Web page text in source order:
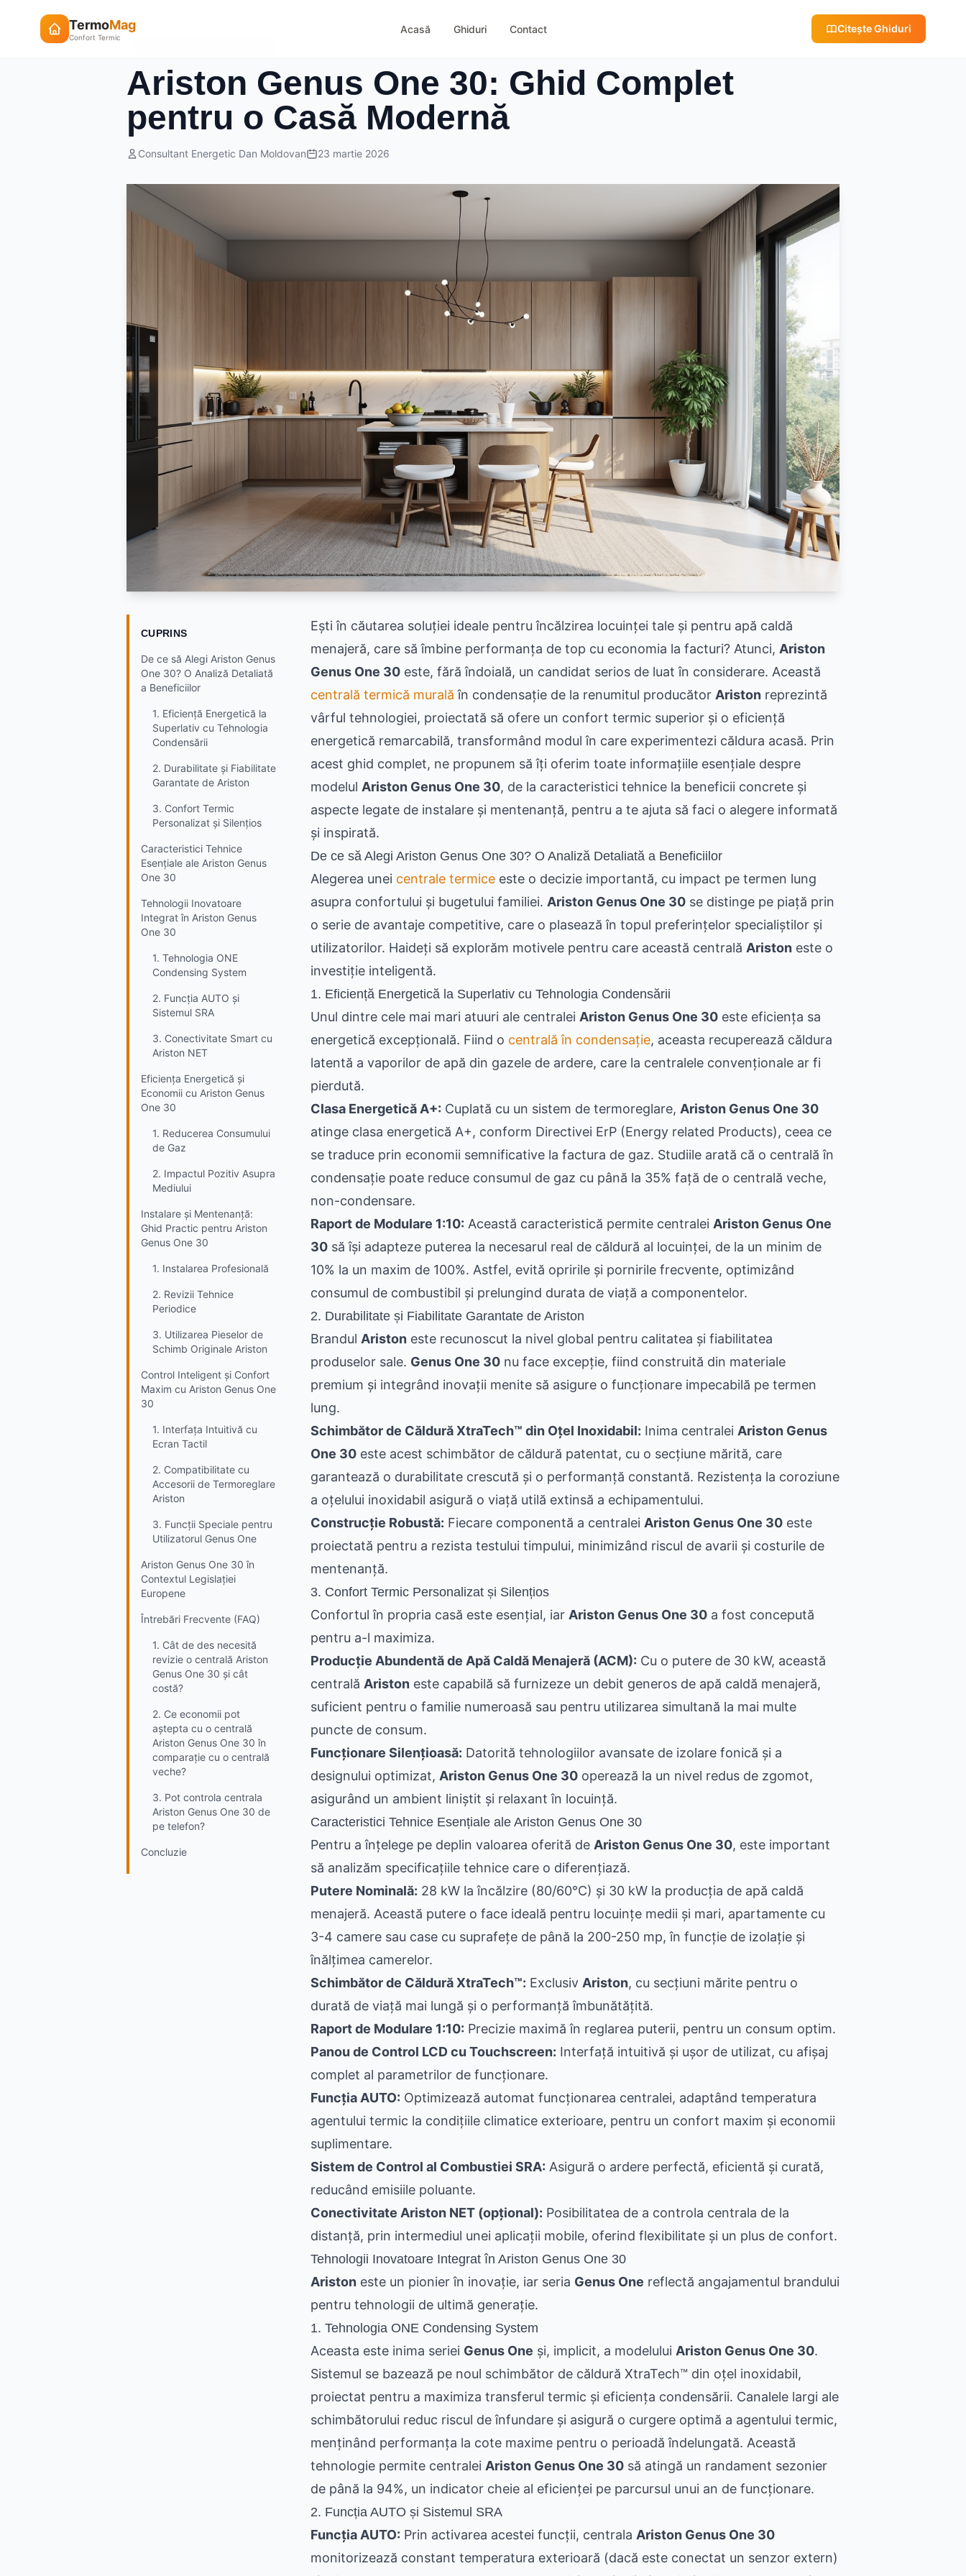
TermoMag
Confort Termic
Acasă Ghiduri Contact
Citește Ghiduri
Ariston Genus One 30: Ghid Complet
pentru o Casă Modernă
Consultant Energetic Dan Moldovan 23 martie 2026
CUPRINS
De ce să Alegi Ariston Genus
One 30? O Analiză Detaliată
a Beneficiilor
1. Eficiență Energetică la
Superlativ cu Tehnologia
Condensării
2. Durabilitate și Fiabilitate
Garantate de Ariston
3. Confort Termic
Personalizat și Silențios
Caracteristici Tehnice
Esențiale ale Ariston Genus
One 30
Tehnologii Inovatoare
Integrat în Ariston Genus
One 30
1. Tehnologia ONE
Condensing System
2. Funcția AUTO și
Sistemul SRA
3. Conectivitate Smart cu
Ariston NET
Eficiența Energetică și
Economii cu Ariston Genus
One 30
1. Reducerea Consumului
de Gaz
2. Impactul Pozitiv Asupra
Mediului
Instalare și Mentenanță:
Ghid Practic pentru Ariston
Genus One 30
1. Instalarea Profesională
2. Revizii Tehnice
Periodice
3. Utilizarea Pieselor de
Schimb Originale Ariston
Control Inteligent și Confort
Maxim cu Ariston Genus One
30
1. Interfața Intuitivă cu
Ecran Tactil
2. Compatibilitate cu
Accesorii de Termoreglare
Ariston
3. Funcții Speciale pentru
Utilizatorul Genus One
Ariston Genus One 30 în
Contextul Legislației
Europene
Întrebări Frecvente (FAQ)
1. Cât de des necesită
revizie o centrală Ariston
Genus One 30 și cât
costă?
2. Ce economii pot
aștepta cu o centrală
Ariston Genus One 30 în
comparație cu o centrală
veche?
3. Pot controla centrala
Ariston Genus One 30 de
pe telefon?
Concluzie
Ești în căutarea soluției ideale pentru încălzirea locuinței tale și pentru apă caldă
menajeră, care să îmbine performanța de top cu economia la facturi? Atunci, Ariston
Genus One 30 este, fără îndoială, un candidat serios de luat în considerare. Această
centrală termică murală în condensație de la renumitul producător Ariston reprezintă
vârful tehnologiei, proiectată să ofere un confort termic superior și o eficiență
energetică remarcabilă, transformând modul în care experimentezi căldura acasă. Prin
acest ghid complet, ne propunem să îți oferim toate informațiile esențiale despre
modelul Ariston Genus One 30, de la caracteristici tehnice la beneficii concrete și
aspecte legate de instalare și mentenanță, pentru a te ajuta să faci o alegere informată
și inspirată.
De ce să Alegi Ariston Genus One 30? O Analiză Detaliată a Beneficiilor
Alegerea unei centrale termice este o decizie importantă, cu impact pe termen lung
asupra confortului și bugetului familiei. Ariston Genus One 30 se distinge pe piață prin
o serie de avantaje competitive, care o plasează în topul preferințelor specialiștilor și
utilizatorilor. Haideți să explorăm motivele pentru care această centrală Ariston este o
investiție inteligentă.
1. Eficiență Energetică la Superlativ cu Tehnologia Condensării
Unul dintre cele mai mari atuuri ale centralei Ariston Genus One 30 este eficiența sa
energetică excepțională. Fiind o centrală în condensație, aceasta recuperează căldura
latentă a vaporilor de apă din gazele de ardere, care la centralele convenționale ar fi
pierdută.
Clasa Energetică A+: Cuplată cu un sistem de termoreglare, Ariston Genus One 30
atinge clasa energetică A+, conform Directivei ErP (Energy related Products), ceea ce
se traduce prin economii semnificative la factura de gaz. Studiile arată că o centrală în
condensație poate reduce consumul de gaz cu până la 35% față de o centrală veche,
non-condensare.
Raport de Modulare 1:10: Această caracteristică permite centralei Ariston Genus One
30 să își adapteze puterea la necesarul real de căldură al locuinței, de la un minim de
10% la un maxim de 100%. Astfel, evită opririle și pornirile frecvente, optimizând
consumul de combustibil și prelungind durata de viață a componentelor.
2. Durabilitate și Fiabilitate Garantate de Ariston
Brandul Ariston este recunoscut la nivel global pentru calitatea și fiabilitatea
produselor sale. Genus One 30 nu face excepție, fiind construită din materiale
premium și integrând inovații menite să asigure o funcționare impecabilă pe termen
lung.
Schimbător de Căldură XtraTech™ din Oțel Inoxidabil: Inima centralei Ariston Genus
One 30 este acest schimbător de căldură patentat, cu o secțiune mărită, care
garantează o durabilitate crescută și o performanță constantă. Rezistența la coroziune
a oțelului inoxidabil asigură o viață utilă extinsă a echipamentului.
Construcție Robustă: Fiecare componentă a centralei Ariston Genus One 30 este
proiectată pentru a rezista testului timpului, minimizând riscul de avarii și costurile de
mentenanță.
3. Confort Termic Personalizat și Silențios
Confortul în propria casă este esențial, iar Ariston Genus One 30 a fost concepută
pentru a-l maximiza.
Producție Abundentă de Apă Caldă Menajeră (ACM): Cu o putere de 30 kW, această
centrală Ariston este capabilă să furnizeze un debit generos de apă caldă menajeră,
suficient pentru o familie numeroasă sau pentru utilizarea simultană la mai multe
puncte de consum.
Funcționare Silențioasă: Datorită tehnologiilor avansate de izolare fonică și a
designului optimizat, Ariston Genus One 30 operează la un nivel redus de zgomot,
asigurând un ambient liniștit și relaxant în locuință.
Caracteristici Tehnice Esențiale ale Ariston Genus One 30
Pentru a înțelege pe deplin valoarea oferită de Ariston Genus One 30, este important
să analizăm specificațiile tehnice care o diferențiază.
Putere Nominală: 28 kW la încălzire (80/60°C) și 30 kW la producția de apă caldă
menajeră. Această putere o face ideală pentru locuințe medii și mari, apartamente cu
3-4 camere sau case cu suprafețe de până la 200-250 mp, în funcție de izolație și
înălțimea camerelor.
Schimbător de Căldură XtraTech™: Exclusiv Ariston, cu secțiuni mărite pentru o
durată de viață mai lungă și o performanță îmbunătățită.
Raport de Modulare 1:10: Precizie maximă în reglarea puterii, pentru un consum optim.
Panou de Control LCD cu Touchscreen: Interfață intuitivă și ușor de utilizat, cu afișaj
complet al parametrilor de funcționare.
Funcția AUTO: Optimizează automat funcționarea centralei, adaptând temperatura
agentului termic la condițiile climatice exterioare, pentru un confort maxim și economii
suplimentare.
Sistem de Control al Combustiei SRA: Asigură o ardere perfectă, eficientă și curată,
reducând emisiile poluante.
Conectivitate Ariston NET (opțional): Posibilitatea de a controla centrala de la
distanță, prin intermediul unei aplicații mobile, oferind flexibilitate și un plus de confort.
Tehnologii Inovatoare Integrat în Ariston Genus One 30
Ariston este un pionier în inovație, iar seria Genus One reflectă angajamentul brandului
pentru tehnologii de ultimă generație.
1. Tehnologia ONE Condensing System
Aceasta este inima seriei Genus One și, implicit, a modelului Ariston Genus One 30.
Sistemul se bazează pe noul schimbător de căldură XtraTech™ din oțel inoxidabil,
proiectat pentru a maximiza transferul termic și eficiența condensării. Canalele largi ale
schimbătorului reduc riscul de înfundare și asigură o curgere optimă a agentului termic,
menținând performanța la cote maxime pentru o perioadă îndelungată. Această
tehnologie permite centralei Ariston Genus One 30 să atingă un randament sezonier
de până la 94%, un indicator cheie al eficienței pe parcursul unui an de funcționare.
2. Funcția AUTO și Sistemul SRA
Funcția AUTO: Prin activarea acestei funcții, centrala Ariston Genus One 30
monitorizează constant temperatura exterioară (dacă este conectat un senzor extern)